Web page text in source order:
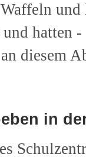
und
diesem
in